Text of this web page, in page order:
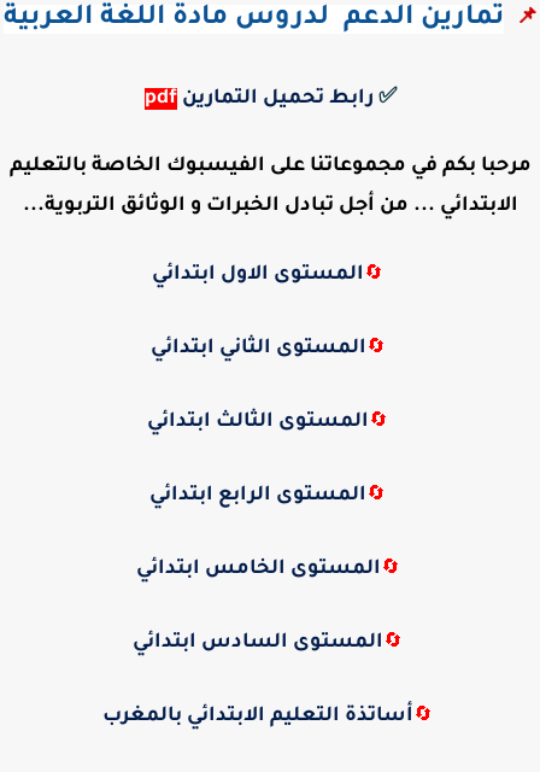
📌 تمارين الدعم  لدروس مادة اللغة العربية
✅ رابط تحميل التمارين pdf
مرحبا بكم في مجموعاتنا على الفيسبوك الخاصة بالتعليم
الابتدائي ... من أجل تبادل الخبرات و الوثائق التربوية...
🔄 المستوى الاول ابتدائي
🔄 المستوى الثاني ابتدائي
🔄 المستوى الثالث ابتدائي
🔄 المستوى الرابع ابتدائي
🔄 المستوى الخامس ابتدائي
🔄 المستوى السادس ابتدائي
🔄 أساتذة التعليم الابتدائي بالمغرب